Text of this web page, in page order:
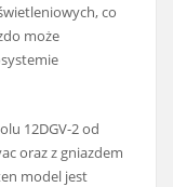
co
może
12DGV-2 od
oraz z gniazdem
model jest